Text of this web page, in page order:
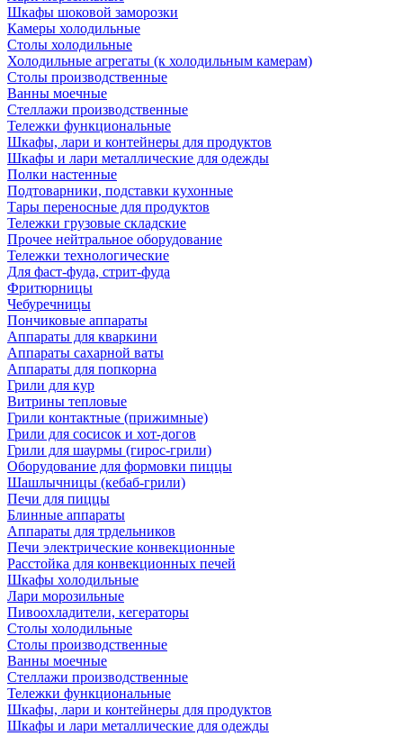
Шкафы шоковой заморозки
Камеры холодильные
Столы холодильные
Холодильные агрегаты (к холодильным камерам)
Столы производственные
Ванны моечные
Стеллажи производственные
Тележки функциональные
Шкафы, лари и контейнеры для продуктов
Шкафы и лари металлические для одежды
Полки настенные
Подтоварники, подставки кухонные
Тары переносные для продуктов
Тележки грузовые складские
Прочее нейтральное оборудование
Тележки технологические
Для фаст-фуда, стрит-фуда
Фритюрницы
Чебуречницы
Пончиковые аппараты
Аппараты для кваркини
Аппараты сахарной ваты
Аппараты для попкорна
Грили для кур
Витрины тепловые
Грили контактные (прижимные)
Грили для сосисок и хот-догов
Грили для шаурмы (гирос-грили)
Оборудование для формовки пиццы
Шашлычницы (кебаб-грили)
Печи для пиццы
Блинные аппараты
Аппараты для трдельников
Печи электрические конвекционные
Расстойка для конвекционных печей
Шкафы холодильные
Лари морозильные
Пивоохладители, кегераторы
Столы холодильные
Столы производственные
Ванны моечные
Стеллажи производственные
Тележки функциональные
Шкафы, лари и контейнеры для продуктов
Шкафы и лари металлические для одежды